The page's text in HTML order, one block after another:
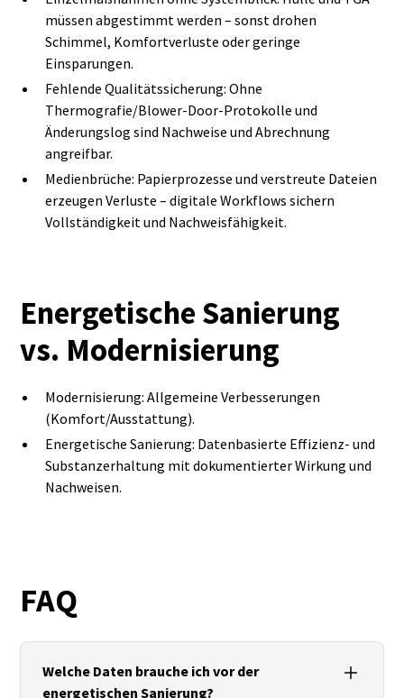
müssen abgestimmt werden – sonst drohen
Schimmel, Komfortverluste oder geringe
Einsparungen.
Fehlende Qualitätssicherung: Ohne
Thermografie/Blower‑Door‑Protokolle und
Änderungslog sind Nachweise und Abrechnung
angreifbar.
Medienbrüche: Papierprozesse und verstreute Dateien
erzeugen Verluste – digitale Workflows sichern
Vollständigkeit und Nachweisfähigkeit.
Energetische Sanierung
vs. Modernisierung
Modernisierung: Allgemeine Verbesserungen
(Komfort/Ausstattung).
Energetische Sanierung: Datenbasierte Effizienz‑ und
Substanzerhaltung mit dokumentierter Wirkung und
Nachweisen.
FAQ
Welche Daten brauche ich vor der
energetischen Sanierung?